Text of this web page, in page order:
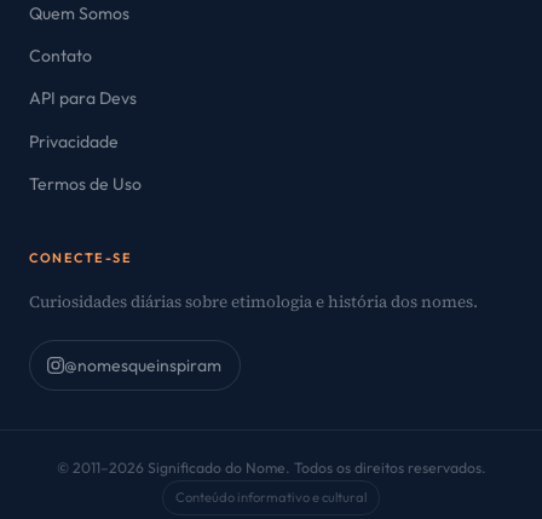
Quem Somos
Contato
API para Devs
Privacidade
Termos de Uso
CONECTE-SE
Curiosidades diárias sobre etimologia e história dos nomes.
@nomesqueinspiram
© 2011–2026 Significado do Nome. Todos os direitos reservados.
Conteúdo informativo e cultural